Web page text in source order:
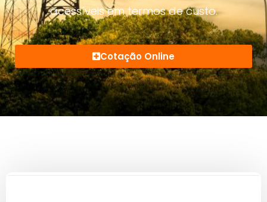
acessíveis em termos de custo.
Cotação Online